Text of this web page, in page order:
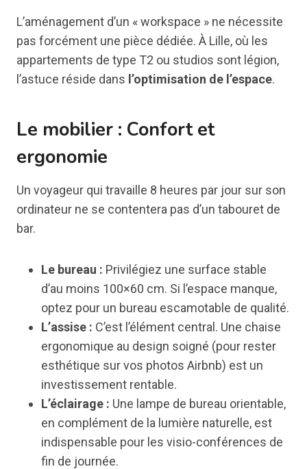
L’aménagement d’un « workspace » ne nécessite
pas forcément une pièce dédiée. À Lille, où les
appartements de type T2 ou studios sont légion,
l’astuce réside dans l’optimisation de l’espace.
Le mobilier : Confort et
ergonomie
Un voyageur qui travaille 8 heures par jour sur son
ordinateur ne se contentera pas d’un tabouret de
bar.
Le bureau : Privilégiez une surface stable
d’au moins 100×60 cm. Si l’espace manque,
optez pour un bureau escamotable de qualité.
L’assise : C’est l’élément central. Une chaise
ergonomique au design soigné (pour rester
esthétique sur vos photos Airbnb) est un
investissement rentable.
L’éclairage : Une lampe de bureau orientable,
en complément de la lumière naturelle, est
indispensable pour les visio-conférences de
fin de journée.